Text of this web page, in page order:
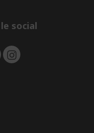
social